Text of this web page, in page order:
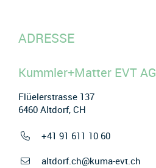
ADRESSE
Kummler+Matter EVT AG
Flüelerstrasse 137
6460 Altdorf, CH
+41 91 611 10 60
altdorf.ch@kuma-evt.ch